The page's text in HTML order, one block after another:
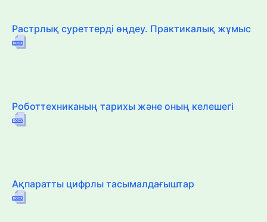
Растрлық суреттерді өңдеу. Практикалық жұмыс
Роботтехниканың тарихы және оның келешегі
Ақпаратты цифрлы тасымалдағыштар